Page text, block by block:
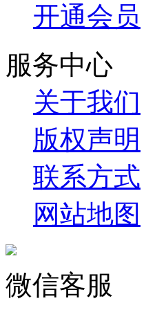
开通会员
服务中心
关于我们
版权声明
联系方式
网站地图
微信客服